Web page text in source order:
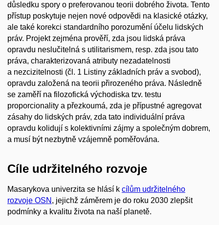
důsledku spory o preferovanou teorii dobrého života. Tento
přístup poskytuje nejen nové odpovědi na klasické otázky,
ale také korekci standardního porozumění účelu lidských
práv. Projekt zejména prověří, zda jsou lidská práva
opravdu neslučitelná s utilitarismem, resp. zda jsou tato
práva, charakterizovaná atributy nezadatelnosti
a nezcizitelnosti (čl. 1 Listiny základních práv a svobod),
opravdu založená na teorii přirozeného práva. Následně
se zaměří na filozofická východiska tzv. testu
proporcionality a přezkoumá, zda je přípustné agregovat
zásahy do lidských práv, zda tato individuální práva
opravdu kolidují s kolektivními zájmy a společným dobrem,
a musí být nezbytně vzájemně poměřována.
Cíle udržitelného rozvoje
Masarykova univerzita se hlásí k cílům udržitelného
rozvoje OSN , jejichž záměrem je do roku 2030 zlepšit
podmínky a kvalitu života na naší planetě.